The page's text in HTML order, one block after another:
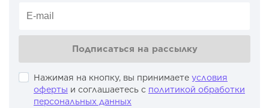
Подписаться на рассылку
Нажимая на кнопку, вы принимаете условия
оферты и соглашаетесь с политикой обработки
персональных данных